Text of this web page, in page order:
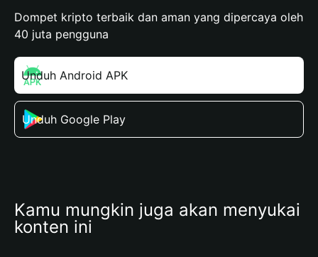
Dompet kripto terbaik dan aman yang dipercaya oleh
40 juta pengguna
Unduh Android APK
Unduh Google Play
Kamu mungkin juga akan menyukai
konten ini